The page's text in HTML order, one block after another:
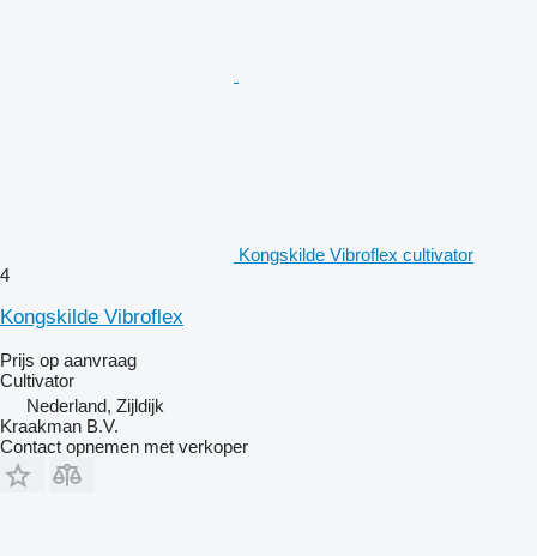
Kongskilde Vibroflex cultivator
4
Kongskilde Vibroflex
Prijs op aanvraag
Cultivator
Nederland, Zijldijk
Kraakman B.V.
Contact opnemen met verkoper